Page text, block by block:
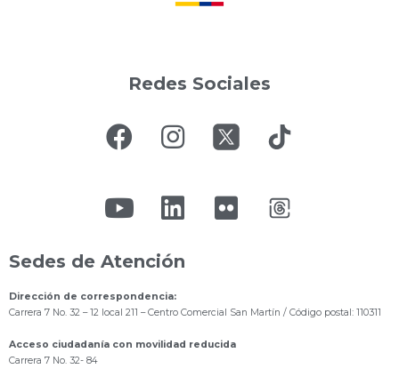
Redes Sociales
Sedes de Atención
Dirección de correspondencia:
Carrera 7 No. 32 – 12 local 211 – Centro Comercial San Martín / Código postal: 110311
Acceso ciudadanía con movilidad reducida
Carrera 7 No. 32- 84